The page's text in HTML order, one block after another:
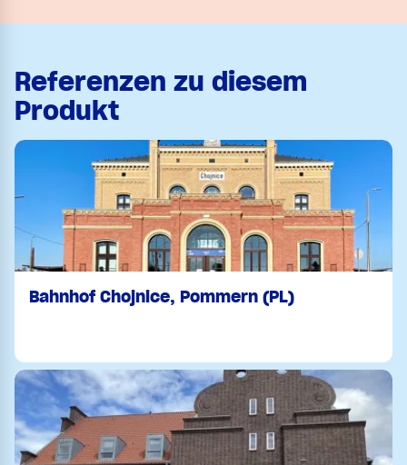
Referenzen zu diesem
Produkt
Bahnhof Chojnice, Pommern (PL)